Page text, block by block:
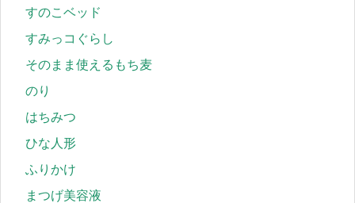
すのこベッド
すみっコぐらし
そのまま使えるもち麦
のり
はちみつ
ひな人形
ふりかけ
まつげ美容液